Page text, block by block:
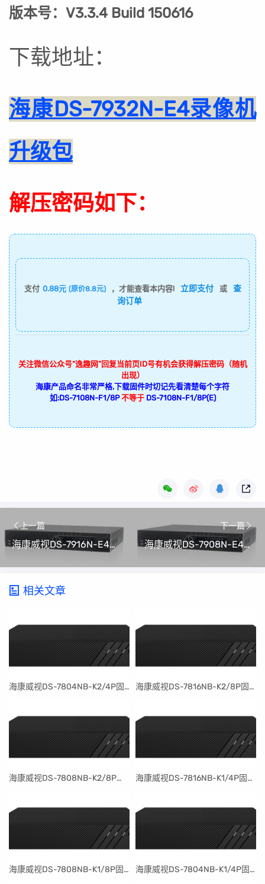
版本号：V3.3.4 Build 150616
下载地址：
海康DS-7932N-E4录像机
升级包
解压密码如下：
支付 0.88元 (原价8.8元) ，才能查看本内容! 立即支付 或
查
询订单
关注微信公众号“逸趣网”回复当前页ID号有机会获得解压密码（随机
出现）
海康产品命名非常严格,下载固件时切记先看清楚每个字符
如:DS-7108N-F1/8P 不等于 DS-7108N-F1/8P(E)
上一篇
海康威视DS-7916N-E4专用刷机升级包V3.3.4 Build 150616
下一篇
海康威视DS-7908N-E4/8P专用刷机升级包V3.3.4 Build 150616
相关文章
​海康威视DS-7804NB-K2/4P固件升级包V4.30.097build240401 ​海康威视DS-7816NB-K2/8P固件升级包V4.30.097build240401
​海康威视DS-7808NB-K2/8P固件升级包V4.30.097build240401 ​海康威视DS-7816NB-K1/4P固件升级包V4.30.097build240401
​海康威视DS-7808NB-K1/8P固件升级包V4.30.097build240401 ​海康威视DS-7804NB-K1/4P固件升级包V4.30.097build240401